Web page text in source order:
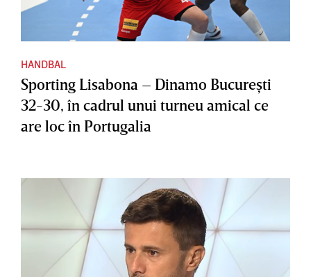
HANDBAL
Sporting Lisabona – Dinamo Bucureşti
32-30, în cadrul unui turneu amical ce
are loc în Portugalia